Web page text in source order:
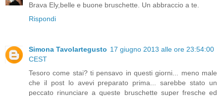
Brava Ely,belle e buone bruschette. Un abbraccio a te.
Rispondi
Simona Tavolartegusto 17 giugno 2013 alle ore 23:54:00
CEST
Tesoro come stai? ti pensavo in questi giorni... meno male
che il post lo avevi preparato prima... sarebbe stato un
peccato rinunciare a queste bruschette super fresche ed